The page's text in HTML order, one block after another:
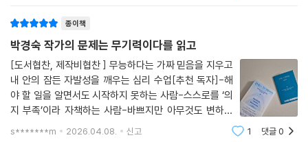
거치며, 무능함에 사로잡혀 미루던 일을 하나씩 완수해나가는 식이다. 자
다. 그러나 이러한 내면의 문답은 인지 왜곡의 고리를 끊어내는 데 실질적
이고 강력한 효과를 발휘한다.
전문가란 자신만의 스키마를 바탕으로 스스로의 행동과 결과를 냉철하게
평가하는 사람이다. 일이 계획대로 잘 풀려가면 이들은 자기 기준에 대한
확신을 얻고, 삶을 주체적으로 이끌어가는 자율성을 느낀다. 동시에 내 실
서를 안정시킬 때 비로소 행동의 변화가 시작된다. 동시다발적으로 고장
난 마음의 엔진을 수리하고 다시 삶의 도로 위에 나서는 순간, 우리는 이전
과는 확연히 다른 기분으로 앞으로 나아가게 될 것이다.
하루를 버티며 ‘살아내는’ 삶에서
일상을 주도하며 ‘살아가는’ 삶으로,
무기력 이후의 완전히 새로운 삶을 상상하라!
종이책
박경숙 작가의 문제는 무기력이다를 읽고
[도서협찬, 제작비협찬 ] 무능하다는 가짜 믿음을 지우고
내 안의 잠든 자발성을 깨우는 심리 수업[추천 독자]-해
야 할 일을 알면서도 시작하지 못하는 사람-스스로를 ‘의
지 부족’이라 자책하는 사람-바쁘지만 아무것도 변하지
않는 삶에 지친 사람-번아웃을 겪고 방향을 잃은 사람-6
s*******m 2026.04.08. 신고 1 댓글0